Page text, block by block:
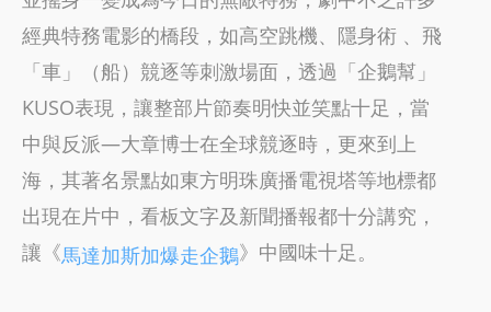
經典特務電影的橋段，如高空跳機、隱身術 、飛
「車」（船）競逐等刺激場面，透過「企鵝幫」
KUSO表現，讓整部片節奏明快並笑點十足，當
中與反派—大章博士在全球競逐時，更來到上
海，其著名景點如東方明珠廣播電視塔等地標都
出現在片中，看板文字及新聞播報都十分講究，
讓《馬達加斯加爆走企鵝》中國味十足。